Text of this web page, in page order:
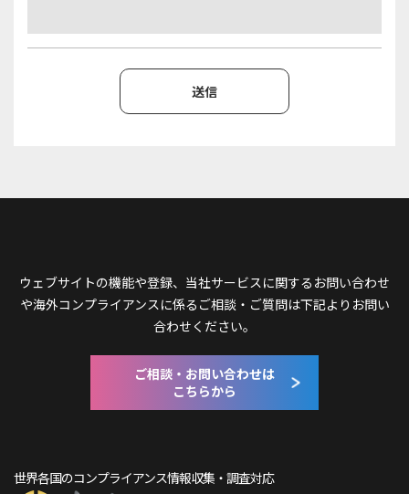
ウェブサイトの機能や登録、当社サービスに関するお問い合わせ
や海外コンプライアンスに係るご相談・ご質問は下記よりお問い
合わせください。
ご相談・お問い合わせは
こちらから
世界各国のコンプライアンス情報収集・調査対応